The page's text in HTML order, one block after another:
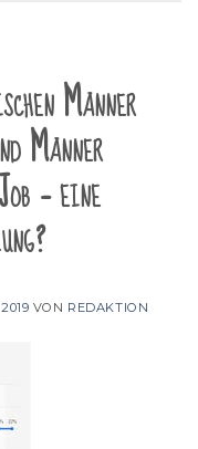
Männer
Männer
– eine
VON REDAKTION